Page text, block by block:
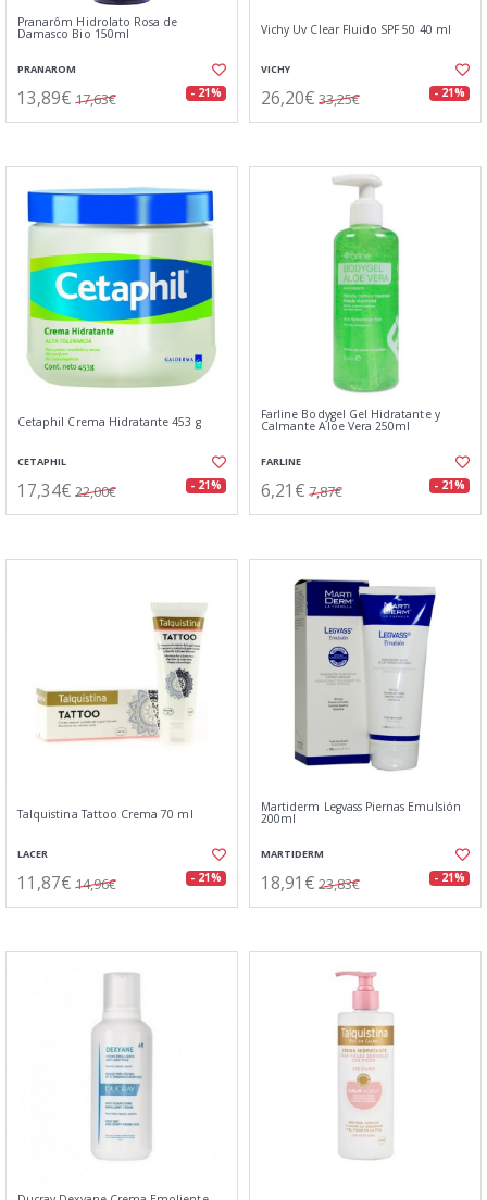
Pranarôm Hidrolato Rosa de
Damasco Bio 150ml
PRANAROM
13,89€ 17,63€ - 21%
Vichy Uv Clear Fluido SPF 50 40 ml
VICHY
26,20€ 33,25€ - 21%
Cetaphil Crema Hidratante 453 g
CETAPHIL
17,34€ 22,00€ - 21%
Farline Bodygel Gel Hidratante y
Calmante Aloe Vera 250ml
FARLINE
6,21€ 7,87€ - 21%
Talquistina Tattoo Crema 70 ml
LACER
11,87€ 14,96€ - 21%
Martiderm Legvass Piernas Emulsión
200ml
MARTIDERM
18,91€ 23,83€ - 21%